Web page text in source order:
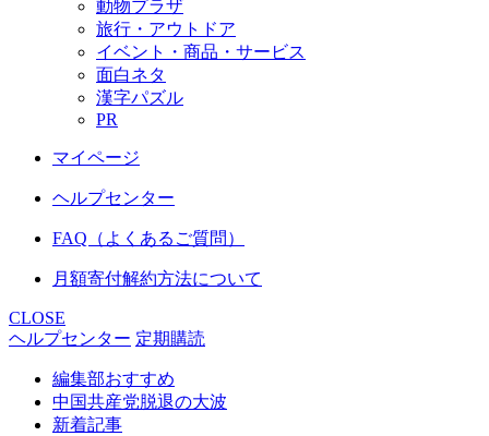
動物プラザ
旅行・アウトドア
イベント・商品・サービス
面白ネタ
漢字パズル
PR
マイページ
ヘルプセンター
FAQ（よくあるご質問）
月額寄付解約方法について
CLOSE
ヘルプセンター 定期購読
編集部おすすめ
中国共産党脱退の大波
新着記事